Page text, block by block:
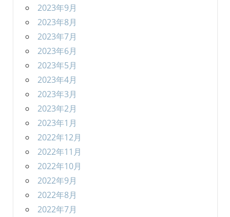
2023年9月
2023年8月
2023年7月
2023年6月
2023年5月
2023年4月
2023年3月
2023年2月
2023年1月
2022年12月
2022年11月
2022年10月
2022年9月
2022年8月
2022年7月